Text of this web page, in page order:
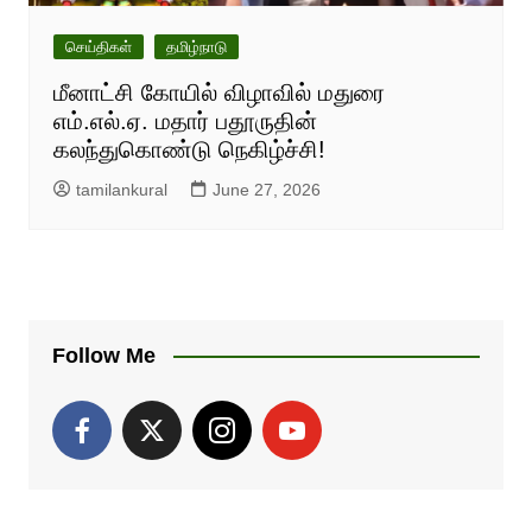
செய்திகள் தமிழ்நாடு
மீனாட்சி கோயில் விழாவில் மதுரை
எம்.எல்.ஏ. மதார் பதூருதின்
கலந்துகொண்டு நெகிழ்ச்சி!
tamilankural June 27, 2026
Follow Me